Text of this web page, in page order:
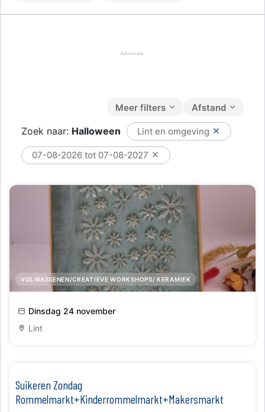
Afstand
Meer filters
Zoek naar: Halloween Lint en omgeving
07-08-2026 tot 07-08-2027
VOLWASSENEN/CREATIEVE WORKSHOPS/ KERAMIEK
Cakeschaal maken in keramiek
Dinsdag 24 november
Lint
Suikeren Zondag
Rommelmarkt+Kinderrommelmarkt+Makersmarkt